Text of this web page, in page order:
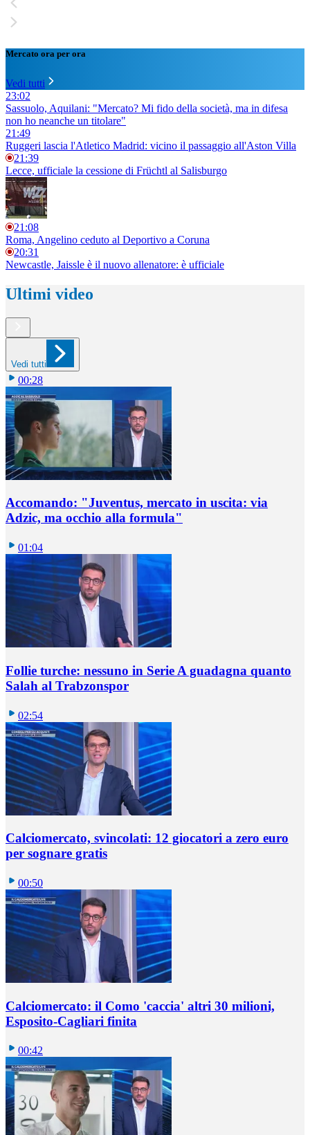
Mercato ora per ora
Vedi tutti
23:02
Sassuolo, Aquilani: "Mercato? Mi fido della società, ma in difesa
non ho neanche un titolare"
21:49
Ruggeri lascia l'Atletico Madrid: vicino il passaggio all'Aston Villa
21:39
Lecce, ufficiale la cessione di Früchtl al Salisburgo
21:08
Roma, Angelino ceduto al Deportivo a Coruna
20:31
Newcastle, Jaissle è il nuovo allenatore: è ufficiale
Ultimi video
Vedi tutti
00:28
Accomando: "Juventus, mercato in uscita: via
Adzic, ma occhio alla formula"
01:04
Follie turche: nessuno in Serie A guadagna quanto
Salah al Trabzonspor
02:54
Calciomercato, svincolati: 12 giocatori a zero euro
per sognare gratis
00:50
Calciomercato: il Como 'caccia' altri 30 milioni,
Esposito-Cagliari finita
00:42